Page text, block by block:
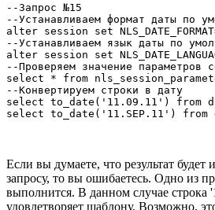
--Запрос №15
--Устанавливаем формат даты по
alter session set
--Устанавливаем язык даты по
alter session set
--Проверяем значение параметров
select * from
--Конвертируем строки в дату
select to_date('11.09.11') from
select to_date('11.SEP.11') from
Если вы думаете, что результат
запросу, то вы ошибаетесь. Одно из
выполнится. В данном случае строка
удовлетворяет шаблону. Возможно,